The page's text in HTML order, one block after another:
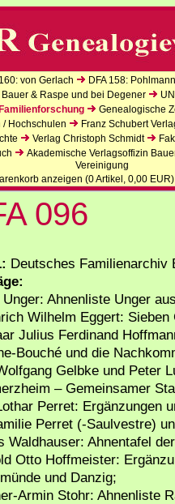
von Gerlach
DFA 158:
& Raspe und bei Degener
Genealogische
/ Hochschulen
Franz Schubert
Verlag Christoph Schmidt
Akademische Verlagsoffizin
Vereinigung
anzeigen (0Artikel, 0,00 EUR)
096
Deutsches Familienarchiv
Unger: Ahnenliste Unger
Wilhelm Eggert:
Julius Ferdinand
Bouché und die
Gelbke und Peter
– Gemeinsamer
Perret: Ergänzungen
Perret (-Saulvestre)
Waldhauser: Ahnentafel
Otto Hoffmeister:
und Danzig;
Armin Stohr: Ahnenliste